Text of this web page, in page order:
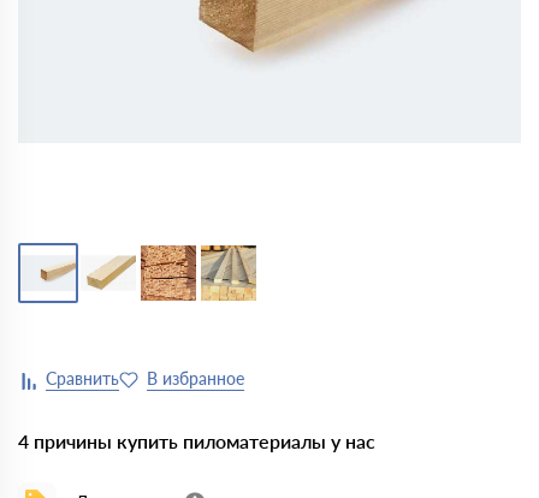
4 причины купить пиломатериалы у нас